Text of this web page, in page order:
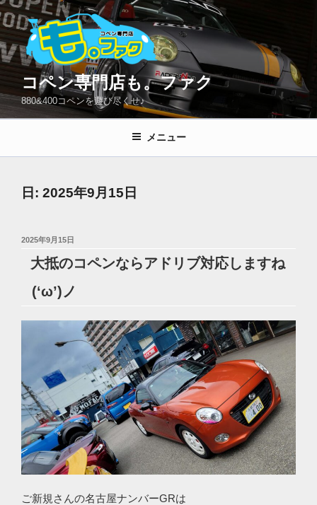
コ
ン
テ
ン
へ
ス
プ
コペン専門店も。ファク
880&400コペンを遊び尽くせ♪
メニュー
日: 2025年9月15日
投
2025年9月15日
大抵のコペンならアドリブ対応しますね
(‘ω’)ノ
ご新規さんの名古屋ナンバーGRは